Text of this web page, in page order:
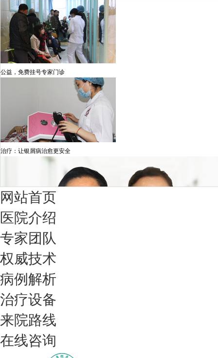
公益，免费挂号专家门诊
治疗：让银屑病治愈更安全
我们只治银屑病，我们在成都坐诊
网站首页
医院介绍
专家团队
权威技术
病例解析
治疗设备
来院路线
在线咨询